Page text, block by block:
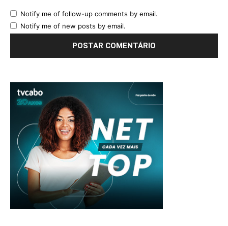
Notify me of follow-up comments by email.
Notify me of new posts by email.